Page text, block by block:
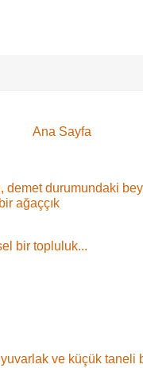
Ana Sayfa
demet durumundaki
ağaççık
bir topluluk...
ve küçük taneli